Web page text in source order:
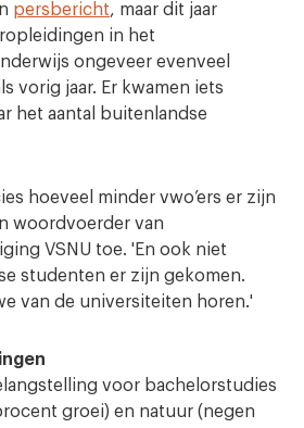
persbericht, maar dit jaar
in het
ongeveer evenveel
vorig jaar. Er kwamen iets
het aantal buitenlandse
hoeveel minder vwo’ers er zijn
woordvoerder van
VSNU toe. 'En ook niet
studenten er zijn gekomen.
van de universiteiten horen.'
voor bachelorstudies
groei) en natuur (negen